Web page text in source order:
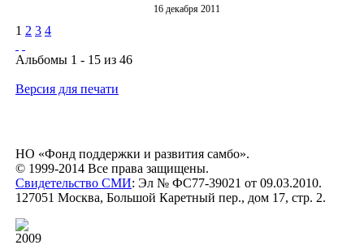
16 декабря 2011
1 2 3 4
Альбомы 1 - 15 из 46
Версия для печати
НО «Фонд поддержки и развития самбо».
© 1999-2014 Все права защищены.
Свидетельство СМИ: Эл № ФС77-39021 от 09.03.2010.
127051 Москва, Большой Каретный пер., дом 17, стр. 2.
2009